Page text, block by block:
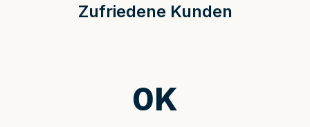
Zufriedene Kunden
0K